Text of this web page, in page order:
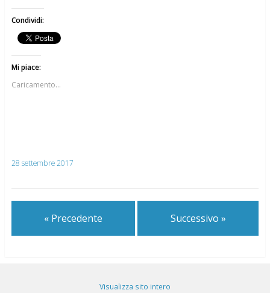
Condividi:
Mi piace:
Caricamento...
28 settembre 2017
« Precedente Successivo »
Visualizza sito intero